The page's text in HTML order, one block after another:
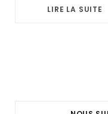
LIRE LA SUITE